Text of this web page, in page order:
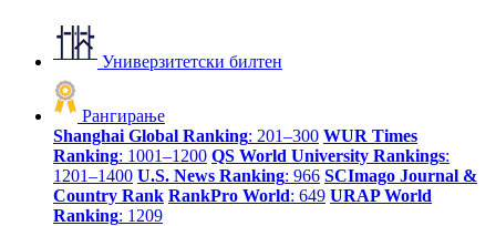
Универзитетски билтен
Рангирање
Shanghai Global Ranking: 201–300 WUR Times
Ranking: 1001–1200 QS World University Rankings:
1201–1400 U.S. News Ranking: 966 SCImago Journal &
Country Rank RankPro World: 649 URAP World
Ranking: 1209